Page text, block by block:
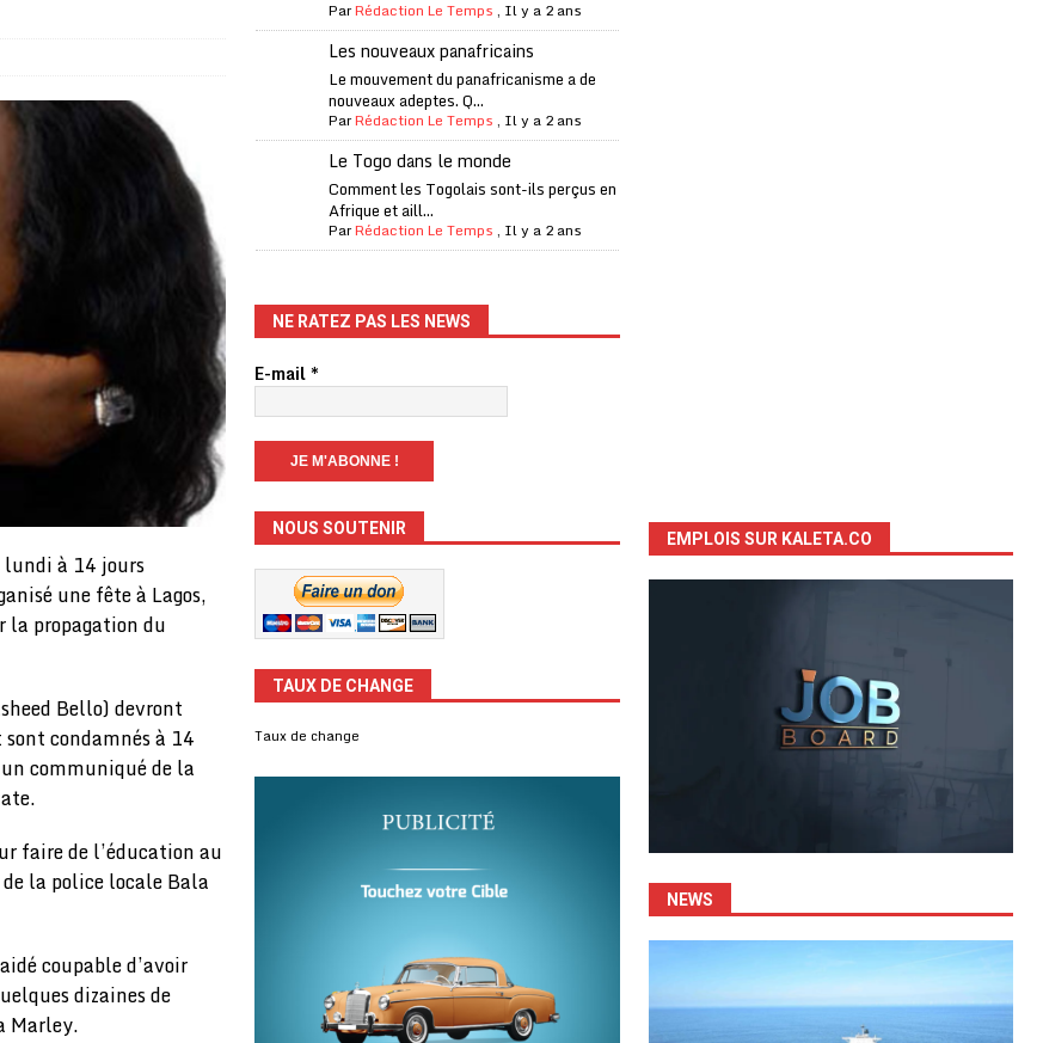
Aliko Dangote
financière
ECONOMIE
et de l’AC Milan, est mort à 66 ans
A LA UNE
de la Coupe du monde
A LA UNE
à «l’unanimité» d’un boycott des Coupes du monde
International exige une enquête
de Côte d’Ivoire A LA UNE
lundi à 14 jours
une fête à Lagos,
la propagation du
Bello) devront
condamnés à 14
communiqué de la
faire de l’éducation au
la police locale Bala
coupable d’avoir
dizaines de
Marley.
ParRédaction Le Temps , Il y a 2 ans
Les nouveaux panafricains
Le mouvement du panafricanisme a de
nouveaux adeptes. Q...
ParRédaction Le Temps , Il y a 2 ans
Le Togo dans le monde
Comment les Togolais sont-ils perçus en
Afrique et aill...
ParRédaction Le Temps , Il y a 2 ans
NE RATEZ PAS LES NEWS
E-mail*
NOUS SOUTENIR
TAUX DE CHANGE
Taux de change
EMPLOIS SUR KALETA.CO
NEWS